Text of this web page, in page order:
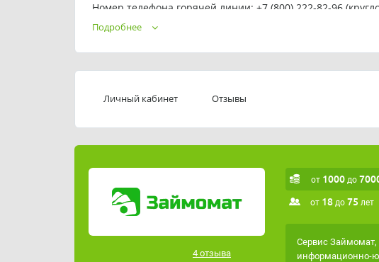
Номер телефона горячей линии: +7 (800) 222-82-96
Обращаем ваше внимание, что подбор займа Займомат
Как отписаться от платной подписки мы подробно
воспользуйтесь бесплатным онлайн сервисом
Услуга АБСОЛЮТНО БЕСПЛАТНА.
Подробнее
Личный кабинет Отзывы
4 отзыва
от 1000 до
от 18 до 75 лет
Сервис
информационно-